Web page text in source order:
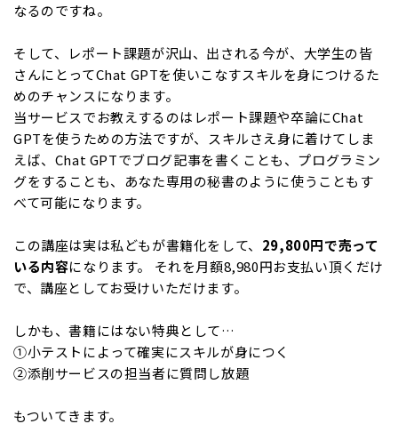
なるのですね。
そして、レポート課題が沢山、出される今が、大学生の皆
さんにとってChat GPTを使いこなすスキルを身につけるた
めのチャンスになります。
当サービスでお教えするのはレポート課題や卒論にChat
GPTを使うための方法ですが、スキルさえ身に着けてしま
えば、Chat GPTでブログ記事を書くことも、プログラミン
グをすることも、あなた専用の秘書のように使うこともす
べて可能になります。
この講座は実は私どもが書籍化をして、 29,800円で売って
いる内容になります。 それを月額8,980円お支払い頂くだけ
で、講座としてお受けいただけます。
しかも、書籍にはない特典として…
①小テストによって確実にスキルが身につく
②添削サービスの担当者に質問し放題
もついてきます。